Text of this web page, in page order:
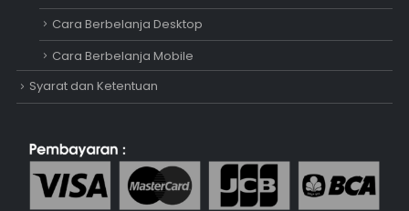
Cara Berbelanja Desktop
Cara Berbelanja Mobile
Syarat dan Ketentuan